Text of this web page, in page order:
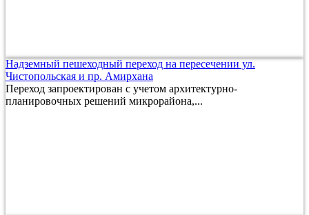
Надземный пешеходный переход на пересечении ул.
Чистопольская и пр. Амирхана
Переход запроектирован с учетом архитектурно-
планировочных решений микрорайона,...